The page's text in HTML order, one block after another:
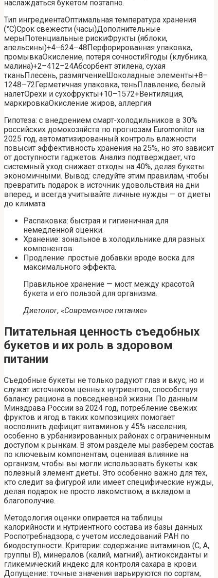
наслаждаться букетом поэтапно.
Тип ингредиентаОптимальная температура хранения
(°C)Срок свежести (часы)Дополнительные
мерыПотенциальные рискиФрукты (яблоки,
апельсины)+4–624–48Перфорированная упаковка,
промывкаОкисление, потеря сочностиЯгоды (клубника,
малина)+2–412–24Абсорбент этилена, сухая
тканьПлесень, размягчениеШоколадные элементы+8–
1248–72Герметичная упаковка, теньПлавление, белый
налетОрехи и сухофрукты+10–1572+Вентиляция,
маркировкаОкисление жиров, аллергия
Гипотеза: с внедрением смарт-холодильников в 30%
российских домохозяйств по прогнозам Euromonitor на
2025 год, автоматизированный контроль влажности
повысит эффективность хранения на 25%, но это зависит
от доступности гаджетов. Анализ подтверждает, что
системный уход снижает отходы на 40%, делая букеты
экономичными. Вывод: следуйте этим правилам, чтобы
превратить подарок в источник удовольствия на дни
вперед, и всегда учитывайте личные нужды — от диеты
до климата.
Распаковка: быстрая и гигиеничная для
немедленной оценки.
Хранение: зональное в холодильнике для разных
компонентов.
Продление: простые добавки вроде воска для
максимального эффекта.
Правильное хранение — мост между красотой
букета и его пользой для организма.
Диетолог, «Современное питание»
Питательная ценность съедобных
букетов и их роль в здоровом
питании
Съедобные букеты не только радуют глаз и вкус, но и
служат источником ценных нутриентов, способствуя
балансу рациона в повседневной жизни. По данным
Минздрава России за 2024 год, потребление свежих
фруктов и ягод в таких композициях помогает
восполнить дефицит витаминов у 45% населения,
особенно в урбанизированных районах с ограниченным
доступом к рынкам. В этом разделе мы разберем состав
по ключевым компонентам, оценивая влияние на
организм, чтобы вы могли использовать букеты как
полезный элемент диеты. Это особенно важно для тех,
кто следит за фигурой или имеет специфические нужды,
делая подарок не просто лакомством, а вкладом в
благополучие.
Методология оценки опирается на таблицы
калорийности и нутриентного состава из базы данных
Роспотребнадзора, с учетом исследований РАН по
биодоступности. Критерии: содержание витаминов (С, А,
группы В), минералов (калий, магний), антиоксиданты и
гликемический индекс для контроля сахара в крови.
Допущение: точные значения варьируются по сортам,